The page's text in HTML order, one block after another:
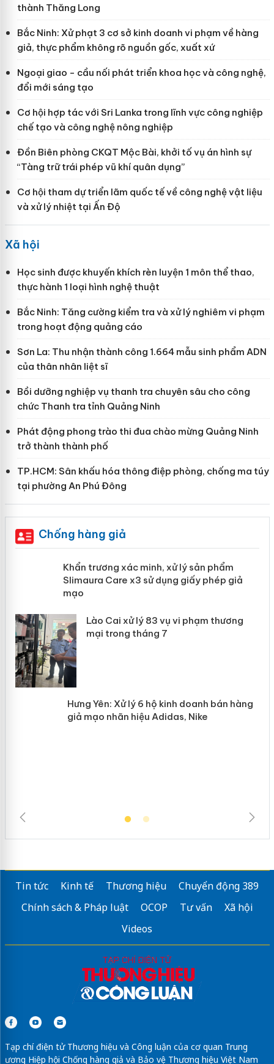
thành Thăng Long
Bắc Ninh: Xử phạt 3 cơ sở kinh doanh vi phạm về hàng
giả, thực phẩm không rõ nguồn gốc, xuất xứ
Ngoại giao - cầu nối phát triển khoa học và công nghệ,
đổi mới sáng tạo
Cơ hội hợp tác với Sri Lanka trong lĩnh vực công nghiệp
chế tạo và công nghệ nông nghiệp
Đồn Biên phòng CKQT Mộc Bài, khởi tố vụ án hình sự
“Tàng trữ trái phép vũ khí quân dụng”
Cơ hội tham dự triển lãm quốc tế về công nghệ vật liệu
và xử lý nhiệt tại Ấn Độ
Xã hội
Học sinh được khuyến khích rèn luyện 1 môn thể thao,
thực hành 1 loại hình nghệ thuật
Bắc Ninh: Tăng cường kiểm tra và xử lý nghiêm vi phạm
trong hoạt động quảng cáo
Sơn La: Thu nhận thành công 1.664 mẫu sinh phẩm ADN
của thân nhân liệt sĩ
Bồi dưỡng nghiệp vụ thanh tra chuyên sâu cho công
chức Thanh tra tỉnh Quảng Ninh
Phát động phong trào thi đua chào mừng Quảng Ninh
trở thành thành phố
TP.HCM: Sân khấu hóa thông điệp phòng, chống ma túy
tại phường An Phú Đông
Chống hàng giả
Khẩn trương xác minh, xử lý sản phẩm
Slimaura Care x3 sử dụng giấy phép
Tin tức Kinh tế Thương hiệu
Chuyển động 389
Chính sách & Pháp luật
OCOP Tư vấn
Xã hội
Videos
Tạp chí điện tử Thương hiệu và Công luận của cơ quan Trung
ương Hiệp hội Chống hàng giả và Bảo vệ Thương hiệu Việt Nam